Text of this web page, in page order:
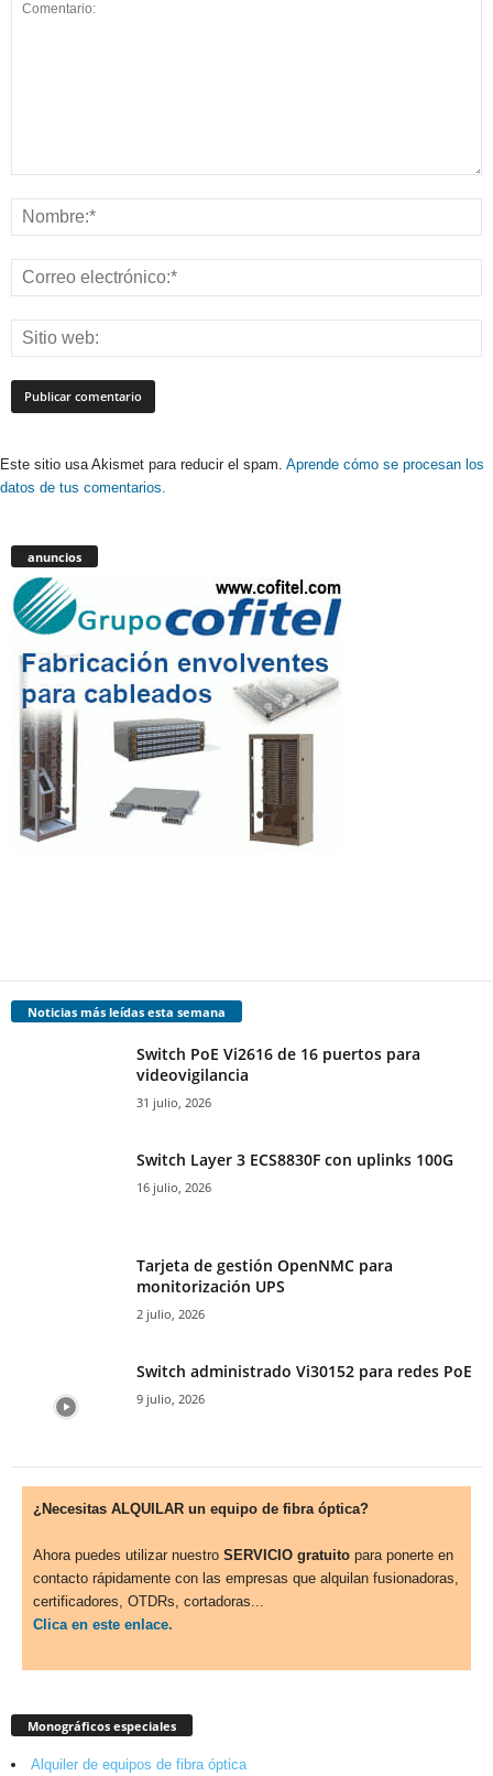
Este sitio usa Akismet para reducir el spam. Aprende cómo se procesan los
datos de tus comentarios.
anuncios
Noticias más leídas esta semana
Switch PoE Vi2616 de 16 puertos para
videovigilancia
31 julio, 2026
Switch Layer 3 ECS8830F con uplinks 100G
16 julio, 2026
Tarjeta de gestión OpenNMC para
monitorización UPS
2 julio, 2026
Switch administrado Vi30152 para redes PoE
9 julio, 2026
¿Necesitas ALQUILAR un equipo de fibra óptica?
Ahora puedes utilizar nuestro SERVICIO gratuito para ponerte en
contacto rápidamente con las empresas que alquilan fusionadoras,
certificadores, OTDRs, cortadoras...
Clica en este enlace.
Monográficos especiales
Alquiler de equipos de fibra óptica